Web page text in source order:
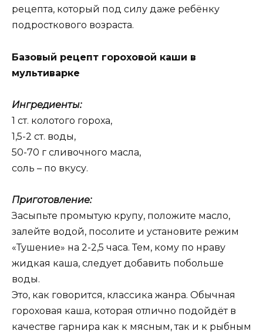
рецепта, который под силу даже ребёнку
подросткового возраста.
Базовый рецепт гороховой каши в
мультиварке
Ингредиенты:
1 ст. колотого гороха,
1,5-2 ст. воды,
50-70 г сливочного масла,
соль – по вкусу.
Приготовление:
Засыпьте промытую крупу, положите масло,
залейте водой, посолите и установите режим
«Тушение» на 2-2,5 часа. Тем, кому по нраву
жидкая каша, следует добавить побольше
воды.
Это, как говорится, классика жанра. Обычная
гороховая каша, которая отлично подойдёт в
качестве гарнира как к мясным, так и к рыбным